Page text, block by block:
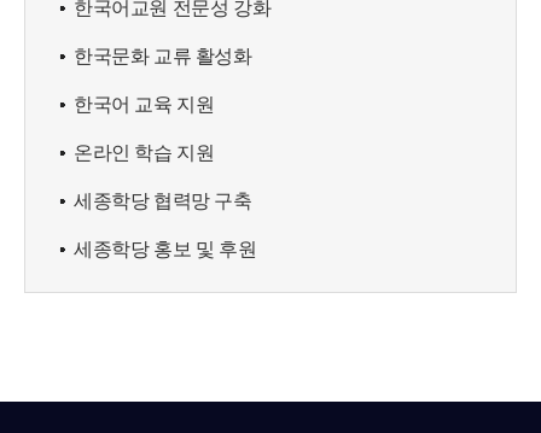
한국어교원 전문성 강화
한국문화 교류 활성화
한국어 교육 지원
온라인 학습 지원
세종학당 협력망 구축
세종학당 홍보 및 후원